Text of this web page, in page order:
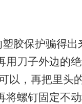
胶保护骗得出
用刀子外边的
以，再把里头
将螺钉固定不